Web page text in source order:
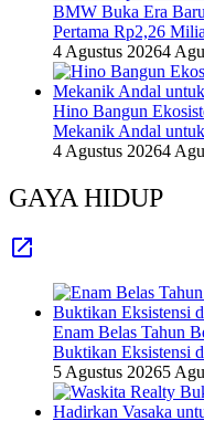
BMW Buka Era
Pertama Rp2,26
4 Agustus 20264
Hino Bangun
Mekanik Andal
4 Agustus 20264
GAYA HIDUP
Enam Belas Tahun
Buktikan Eksistensi
5 Agustus 20265